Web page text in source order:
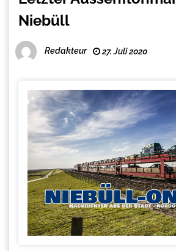
Niebüll
Redakteur 27. Juli 2020